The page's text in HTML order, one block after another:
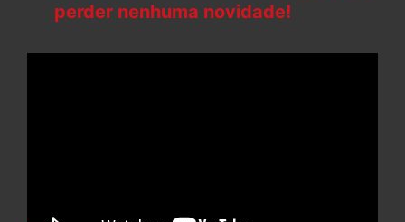
perder nenhuma novidade!